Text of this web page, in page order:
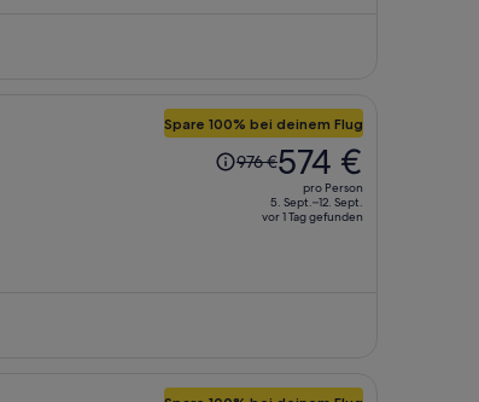
Spare 100% bei deinem Flug
Der
Preis
betrug
976 €,
976 €574 €
pro Person
5. Sept.–12. Sept.
vor 1 Tag gefunden